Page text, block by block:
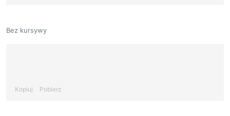
Bez kursywy
Kopiuj Pobierz